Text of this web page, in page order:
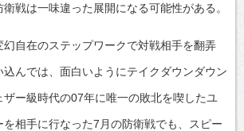
戦は一味違った展開になる可能性がある。
幻自在のステップワークで対戦相手を翻弄
込んでは、面白いようにテイクダウンダウン
ザー級時代の07年に唯一の敗北を喫したユ
を相手に行なった7月の防衛戦でも、スピー